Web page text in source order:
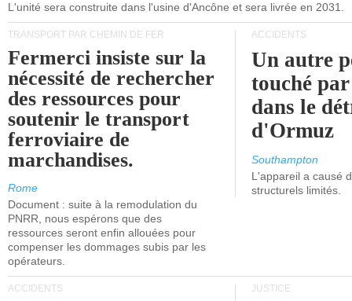
L'unité sera construite dans l'usine d'Ancône et sera livrée en 2031.
TRANSPORT PAR CHEMIN DE FER
Fermerci insiste sur la
nécessité de rechercher
des ressources pour
soutenir le transport
ferroviaire de
marchandises.
Rome
Document : suite à la remodulation du
PNRR, nous espérons que des
ressources seront enfin allouées pour
compenser les dommages subis par les
opérateurs.
ACCIDENTS
Un autre
touché
dans le
d'Ormuz
Southampton
L'appareil a causé
structurels limités.
ACCIDENTS JUSTICE